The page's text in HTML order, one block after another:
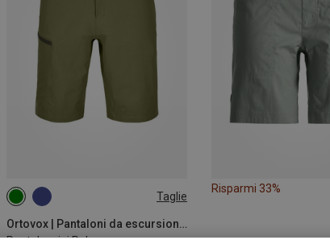
Taglie
Ortovox | Pantaloni da escursionismo
Pantaloncini Pelmo uomo
S M
Risparmi 33%